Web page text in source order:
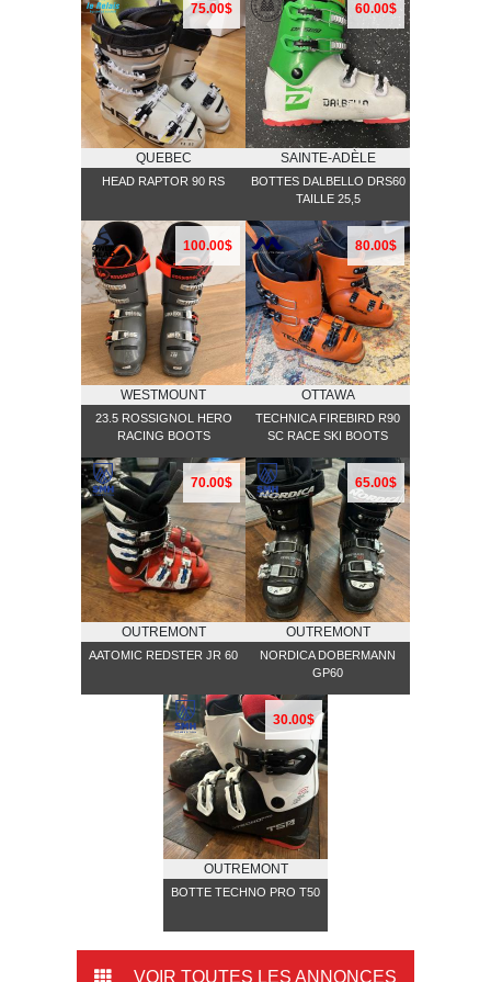
75.00$
QUEBEC
HEAD RAPTOR 90 RS
60.00$
SAINTE-ADÈLE
BOTTES DALBELLO DRS60
TAILLE 25,5
100.00$
WESTMOUNT
23.5 ROSSIGNOL HERO
RACING BOOTS
80.00$
OTTAWA
TECHNICA FIREBIRD R90
SC RACE SKI BOOTS
70.00$
OUTREMONT
AATOMIC REDSTER JR 60
65.00$
OUTREMONT
NORDICA DOBERMANN
GP60
30.00$
OUTREMONT
BOTTE TECHNO PRO T50
VOIR TOUTES LES ANNONCES